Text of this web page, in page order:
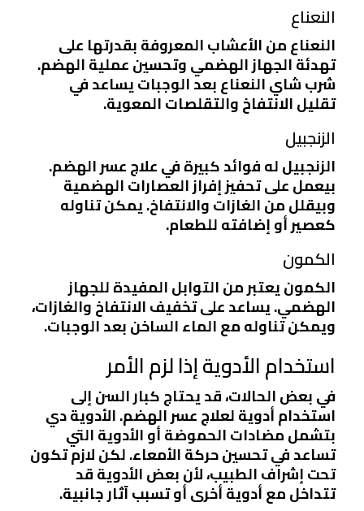
النعناع
النعناع من الأعشاب المعروفة بقدرتها على
تهدئة الجهاز الهضمي وتحسين عملية الهضم.
شرب شاي النعناع بعد الوجبات يساعد في
تقليل الانتفاخ والتقلصات المعوية.
الزنجبيل
الزنجبيل له فوائد كبيرة في علاج عسر الهضم.
بيعمل على تحفيز إفراز العصارات الهضمية
وبيقلل من الغازات والانتفاخ. يمكن تناوله
كعصير أو إضافته للطعام.
الكمون
الكمون يعتبر من التوابل المفيدة للجهاز
الهضمي. يساعد على تخفيف الانتفاخ والغازات،
ويمكن تناوله مع الماء الساخن بعد الوجبات.
استخدام الأدوية إذا لزم الأمر
في بعض الحالات، قد يحتاج كبار السن إلى
استخدام أدوية لعلاج عسر الهضم. الأدوية دي
بتشمل مضادات الحموضة أو الأدوية التي
تساعد في تحسين حركة الأمعاء. لكن لازم تكون
تحت إشراف الطبيب، لأن بعض الأدوية قد
تتداخل مع أدوية أخرى أو تسبب آثار جانبية.